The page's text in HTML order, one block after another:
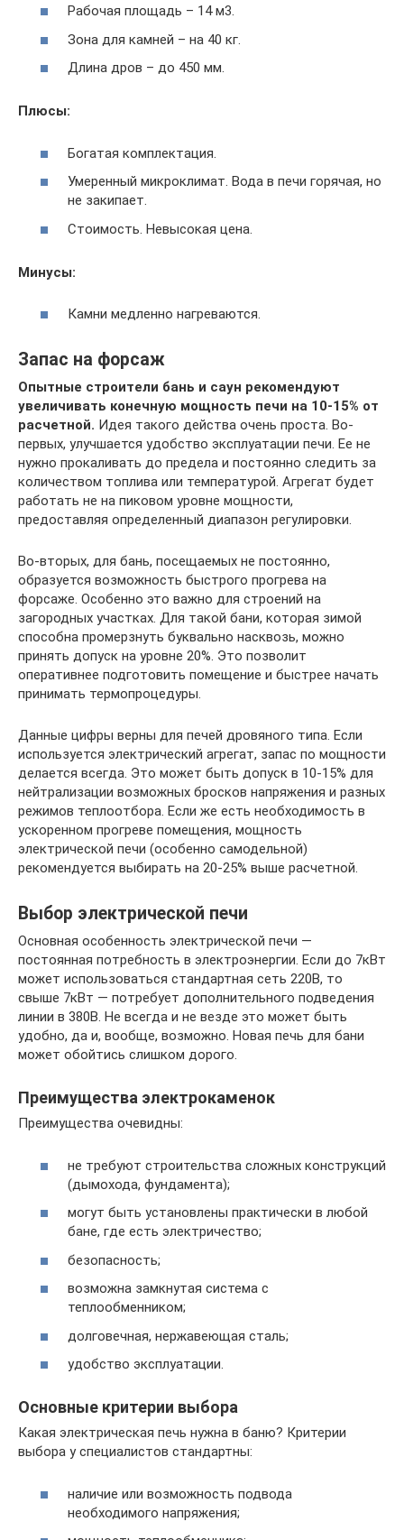
Рабочая площадь – 14 м3.
Зона для камней – на 40 кг.
Длина дров – до 450 мм.
Плюсы:
Богатая комплектация.
Умеренный микроклимат. Вода в печи горячая, но
не закипает.
Стоимость. Невысокая цена.
Минусы:
Камни медленно нагреваются.
Запас на форсаж
Опытные строители бань и саун рекомендуют
увеличивать конечную мощность печи на 10-15% от
расчетной. Идея такого действа очень проста. Во-
первых, улучшается удобство эксплуатации печи. Ее не
нужно прокаливать до предела и постоянно следить за
количеством топлива или температурой. Агрегат будет
работать не на пиковом уровне мощности,
предоставляя определенный диапазон регулировки.
Во-вторых, для бань, посещаемых не постоянно,
образуется возможность быстрого прогрева на
форсаже. Особенно это важно для строений на
загородных участках. Для такой бани, которая зимой
способна промерзнуть буквально насквозь, можно
принять допуск на уровне 20%. Это позволит
оперативнее подготовить помещение и быстрее начать
принимать термопроцедуры.
Данные цифры верны для печей дровяного типа. Если
используется электрический агрегат, запас по мощности
делается всегда. Это может быть допуск в 10-15% для
нейтрализации возможных бросков напряжения и разных
режимов теплоотбора. Если же есть необходимость в
ускоренном прогреве помещения, мощность
электрической печи (особенно самодельной)
рекомендуется выбирать на 20-25% выше расчетной.
Выбор электрической печи
Основная особенность электрической печи —
постоянная потребность в электроэнергии. Если до 7кВт
может использоваться стандартная сеть 220В, то
свыше 7кВт — потребует дополнительного подведения
линии в 380В. Не всегда и не везде это может быть
удобно, да и, вообще, возможно. Новая печь для бани
может обойтись слишком дорого.
Преимущества электрокаменок
Преимущества очевидны:
не требуют строительства сложных конструкций
(дымохода, фундамента);
могут быть установлены практически в любой
бане, где есть электричество;
безопасность;
возможна замкнутая система с
теплообменником;
долговечная, нержавеющая сталь;
удобство эксплуатации.
Основные критерии выбора
Какая электрическая печь нужна в баню? Критерии
выбора у специалистов стандартны:
наличие или возможность подвода
необходимого напряжения;